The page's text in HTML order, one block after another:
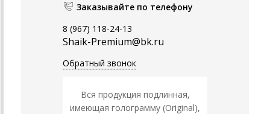
Заказывайте по телефону
8 (967) 118-24-13
Shaik-Premium@bk.ru
Обратный звонок
Вся продукция подлинная,
имеющая голограмму (Original),